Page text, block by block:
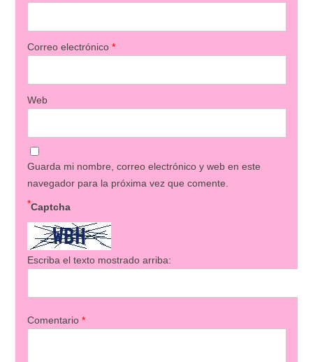
Correo electrónico *
Web
Guarda mi nombre, correo electrónico y web en este
navegador para la próxima vez que comente.
Captcha
*
Escriba el texto mostrado arriba:
Comentario *